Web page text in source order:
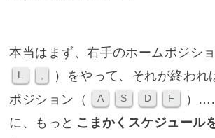
本当はまず、右手のホームポジシ
L ;
）をやって、それが終われ
ポジション（
A S D F
）
に、もっと こまかくスケジュール